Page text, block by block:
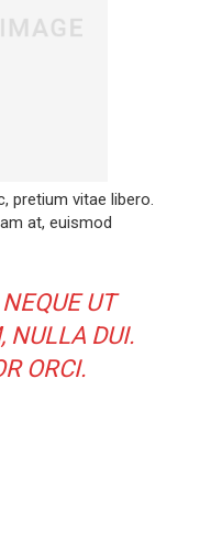
pretium vitae libero.
at, euismod
UT
NULLA DUI.
ORCI.